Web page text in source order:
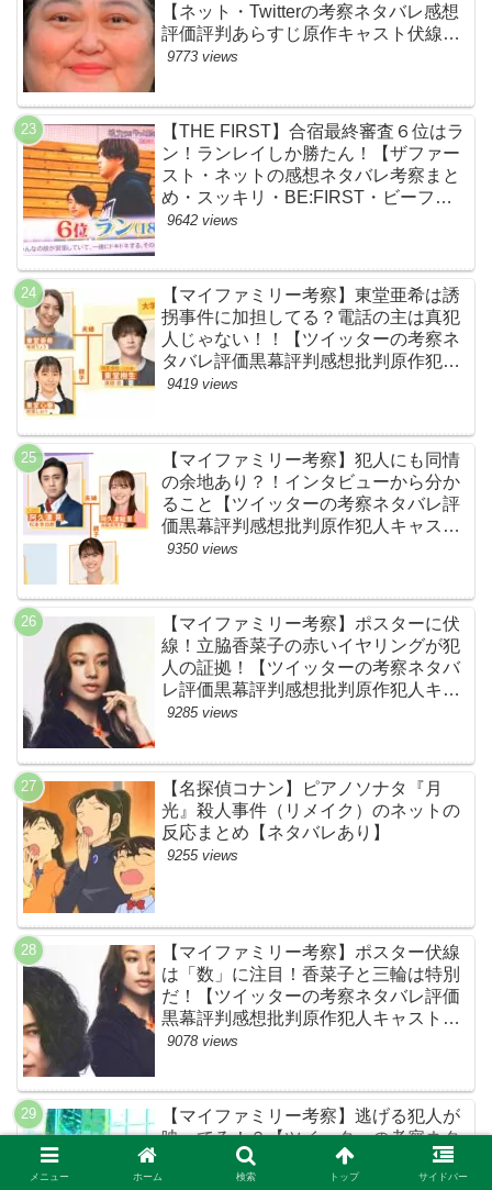
【ネット・Twitterの考察ネタバレ感想
評価評判あらすじ原作キャスト伏線ま
とめ】
9773 views
【THE FIRST】合宿最終審査６位はラ
ン！ランレイしか勝たん！【ザファー
スト・ネットの感想ネタバレ考察まと
め・スッキリ・BE:FIRST・ビーファ
ースト】
9642 views
【マイファミリー考察】東堂亜希は誘
拐事件に加担してる？電話の主は真犯
人じゃない！！【ツイッターの考察ネ
タバレ評価黒幕評判感想批判原作犯人
キャスト脚本あらすじ伏線まとめ】
9419 views
【マイファミリー考察】犯人にも同情
の余地あり？！インタビューから分か
ること【ツイッターの考察ネタバレ評
価黒幕評判感想批判原作犯人キャスト
脚本あらすじ伏線まとめ】
9350 views
【マイファミリー考察】ポスターに伏
線！立脇香菜子の赤いイヤリングが犯
人の証拠！【ツイッターの考察ネタバ
レ評価黒幕評判感想批判原作犯人キャ
スト脚本あらすじ伏線まとめ・高橋メ
9285 views
【名探偵コナン】ピアノソナタ『月
光』殺人事件（リメイク）のネットの
反応まとめ【ネタバレあり】
9255 views
【マイファミリー考察】ポスター伏線
は「数」に注目！香菜子と三輪は特別
だ！【ツイッターの考察ネタバレ評価
黒幕評判感想批判原作犯人キャスト脚
本あらすじ伏線まとめ】
9078 views
【マイファミリー考察】逃げる犯人が
映ってる！？【ツイッターの考察ネタ
バレ評価黒幕評判感想批判原作犯人キ
ャスト脚本あらすじ伏線まとめ】
メニュー ホーム 検索 トップ サイドバー